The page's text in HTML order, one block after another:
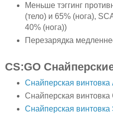
Меньше тэггинг
(тело) и 65% (нога),
40% (нога))
Перезарядка
CS:GO
Снайперская винтовка
Снайперская винтовка
Снайперская винтовка